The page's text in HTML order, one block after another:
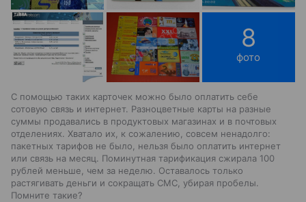
8
фото
С помощью таких карточек можно было оплатить себе
сотовую связь и интернет. Разноцветные карты на разные
суммы продавались в продуктовых магазинах и в почтовых
отделениях. Хватало их, к сожалению, совсем ненадолго:
пакетных тарифов не было, нельзя было оплатить интернет
или связь на месяц. Поминутная тарификация сжирала 100
рублей меньше, чем за неделю. Оставалось только
растягивать деньги и сокращать СМС, убирая пробелы.
Помните такие?